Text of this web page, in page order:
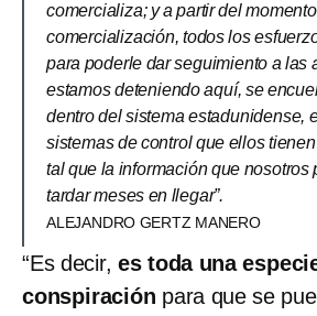
comercializa; y a partir del
comercialización, todos los
para poderle dar seguimiento a las
estamos deteniendo aquí, se
dentro del sistema estadunidense,
sistemas de control que ellos
tal que la información que nosotros
tardar meses en llegar”.
ALEJANDRO GERTZ MANERO
“Es decir, es toda una
conspiración para que se